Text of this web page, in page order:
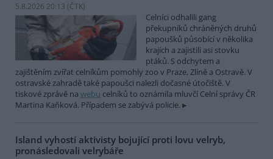
5.8.2026 20:13 (ČTK)
Celníci odhalili gang
překupníků chráněných druhů
papoušků působící v několika
krajích a zajistili asi stovku
ptáků. S odchytem a
zajištěním zvířat celníkům pomohly zoo v Praze, Zlíně a Ostravě. V
ostravské zahradě také papoušci nalezli dočasné útočiště. V
tiskové zprávě na webu celníků to oznámila mluvčí Celní správy ČR
Martina Kaňková. Případem se zabývá policie.
Island vyhostí aktivisty bojující proti lovu velryb,
pronásledovali velrybáře